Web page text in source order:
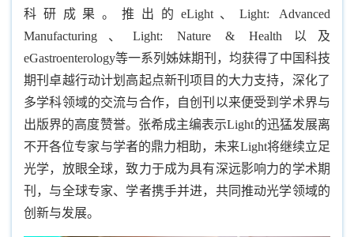
科研成果。推出的eLight、Light: Advanced
Manufacturing、Light: Nature & Health以及
eGastroenterology等一系列姊妹期刊，均获得了中国科技
期刊卓越行动计划高起点新刊项目的大力支持，深化了
多学科领域的交流与合作，自创刊以来便受到学术界与
出版界的高度赞誉。张希成主编表示Light的迅猛发展离
不开各位专家与学者的鼎力相助，未来Light将继续立足
光学，放眼全球，致力于成为具有深远影响力的学术期
刊，与全球专家、学者携手并进，共同推动光学领域的
创新与发展。